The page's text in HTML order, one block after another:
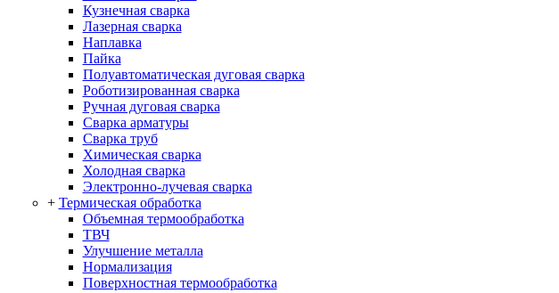
Кузнечная сварка
Лазерная сварка
Наплавка
Пайка
Полуавтоматическая дуговая сварка
Роботизированная сварка
Ручная дуговая сварка
Сварка арматуры
Сварка труб
Химическая сварка
Холодная сварка
Электронно-лучевая сварка
+ Термическая обработка
Объемная термообработка
ТВЧ
Улучшение металла
Нормализация
Поверхностная термообработка